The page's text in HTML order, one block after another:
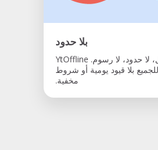
بلا حدود
لا تسجيل، لا حدود، لا رسوم. YtOffline
بلا قيود يومية أو شروط
مخفية.